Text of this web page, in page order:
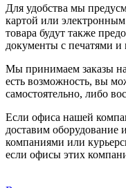
Для удобства мы
картой или
товара будут также
документы с печатями
Мы принимаем заказы на
есть возможность, вы
самостоятельно, либо
Если офиса нашей
доставим
компаниями или
если офисы этих